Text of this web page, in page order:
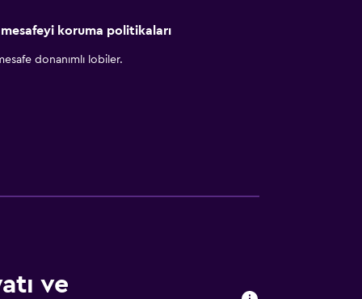
koruma politikaları
donanımlı lobiler.
ve